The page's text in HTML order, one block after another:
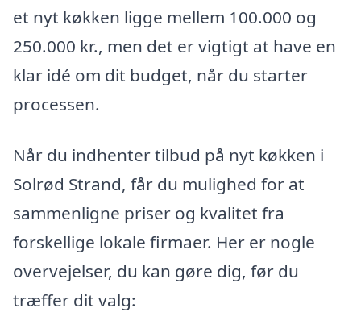
et nyt køkken ligge mellem 100.000 og
250.000 kr., men det er vigtigt at have en
klar idé om dit budget, når du starter
processen.
Når du indhenter tilbud på nyt køkken i
Solrød Strand, får du mulighed for at
sammenligne priser og kvalitet fra
forskellige lokale firmaer. Her er nogle
overvejelser, du kan gøre dig, før du
træffer dit valg: